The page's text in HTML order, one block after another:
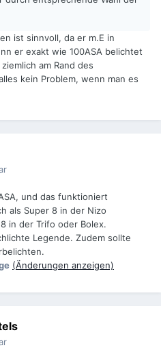
ist sinnvoll, da er m.E in
er exakt wie 100ASA belichtet
am Rand des
kein Problem, wenn man es
und das funktioniert
als Super 8 in der Nizo
in der Trifo oder Bolex.
Legende. Zudem sollte
(Änderungen anzeigen)